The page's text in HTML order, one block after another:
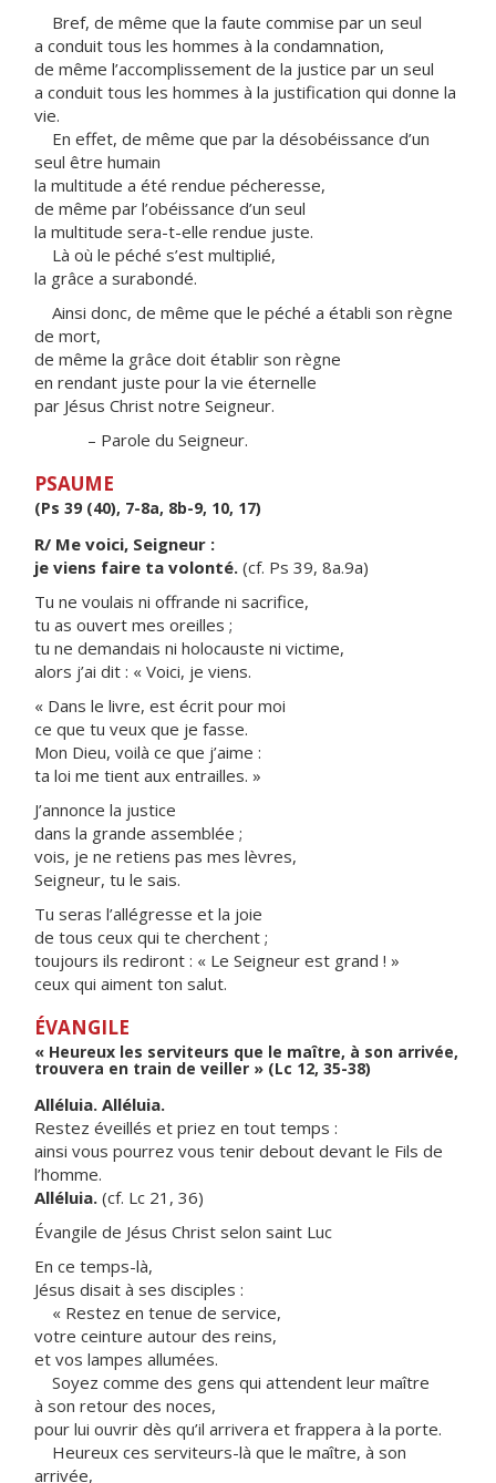
Bref, de même que la faute commise par un seul
a conduit tous les hommes à la condamnation,
de même l’accomplissement de la justice par un seul
a conduit tous les hommes à la justification qui donne la
vie.
En effet, de même que par la désobéissance d’un
seul être humain
la multitude a été rendue pécheresse,
de même par l’obéissance d’un seul
la multitude sera-t-elle rendue juste.
Là où le péché s’est multiplié,
la grâce a surabondé.
Ainsi donc, de même que le péché a établi son règne
de mort,
de même la grâce doit établir son règne
en rendant juste pour la vie éternelle
par Jésus Christ notre Seigneur.
– Parole du Seigneur.
PSAUME
(Ps 39 (40), 7-8a, 8b-9, 10, 17)
R/ Me voici, Seigneur :
je viens faire ta volonté. (cf. Ps 39, 8a.9a)
Tu ne voulais ni offrande ni sacrifice,
tu as ouvert mes oreilles ;
tu ne demandais ni holocauste ni victime,
alors j’ai dit : « Voici, je viens.
« Dans le livre, est écrit pour moi
ce que tu veux que je fasse.
Mon Dieu, voilà ce que j’aime :
ta loi me tient aux entrailles. »
J’annonce la justice
dans la grande assemblée ;
vois, je ne retiens pas mes lèvres,
Seigneur, tu le sais.
Tu seras l’allégresse et la joie
de tous ceux qui te cherchent ;
toujours ils rediront : « Le Seigneur est grand ! »
ceux qui aiment ton salut.
ÉVANGILE
« Heureux les serviteurs que le maître, à son arrivée,
trouvera en train de veiller » (Lc 12, 35-38)
Alléluia. Alléluia.
Restez éveillés et priez en tout temps :
ainsi vous pourrez vous tenir debout devant le Fils de
l’homme.
Alléluia. (cf. Lc 21, 36)
Évangile de Jésus Christ selon saint Luc
En ce temps-là,
Jésus disait à ses disciples :
« Restez en tenue de service,
votre ceinture autour des reins,
et vos lampes allumées.
Soyez comme des gens qui attendent leur maître
à son retour des noces,
pour lui ouvrir dès qu’il arrivera et frappera à la porte.
Heureux ces serviteurs-là que le maître, à son
arrivée,